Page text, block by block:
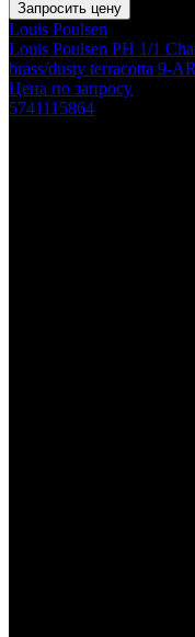
Запросить цену
Louis Poulsen
Louis Poulsen PH 1/1
brass/dusty terracotta 9-
Цена по запросу
5741115864